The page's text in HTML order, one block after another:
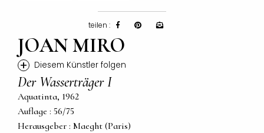
teilen :
JOAN MIRO
+ Diesem Künstler folgen
Der Wasserträger I
Aquatinta, 1962
Auflage : 56/75
Herausgeber : Maeght (Paris)